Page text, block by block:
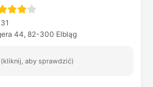
44, 82-300 Elbląg
(kliknij, aby sprawdzić)